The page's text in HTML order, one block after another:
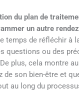
du plan de
un autre
temps de réfléchir à
questions ou des
plus, cela montre
de son bien-être et
au long du